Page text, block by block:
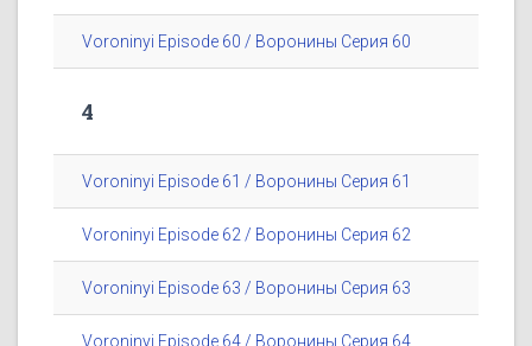
Voroninyi Episode 60 / Воронины Серия 60
4
Voroninyi Episode 61 / Воронины Серия 61
Voroninyi Episode 62 / Воронины Серия 62
Voroninyi Episode 63 / Воронины Серия 63
Voroninyi Episode 64 / Воронины Серия 64